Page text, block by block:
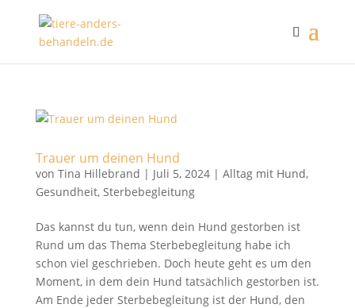
Trauer um deinen Hund
von Tina Hillebrand | Juli 5, 2024| Alltag mit Hund,
Gesundheit, Sterbebegleitung
Das kannst du tun, wenn dein Hund gestorben ist
Rund um das Thema Sterbebegleitung habe ich
schon viel geschrieben. Doch heute geht es um den
Moment, in dem dein Hund tatsächlich gestorben ist.
Am Ende jeder Sterbebegleitung ist der Hund, den